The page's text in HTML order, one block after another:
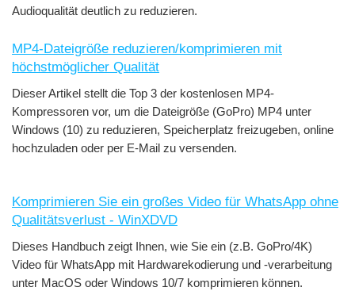
Audioqualität deutlich zu reduzieren.
MP4-Dateigröße reduzieren/komprimieren mit
höchstmöglicher Qualität
Dieser Artikel stellt die Top 3 der kostenlosen MP4-
Kompressoren vor, um die Dateigröße (GoPro) MP4 unter
Windows (10) zu reduzieren, Speicherplatz freizugeben, online
hochzuladen oder per E-Mail zu versenden.
Komprimieren Sie ein großes Video für WhatsApp ohne
Qualitätsverlust - WinXDVD
Dieses Handbuch zeigt Ihnen, wie Sie ein (z.B. GoPro/4K)
Video für WhatsApp mit Hardwarekodierung und -verarbeitung
unter MacOS oder Windows 10/7 komprimieren können.